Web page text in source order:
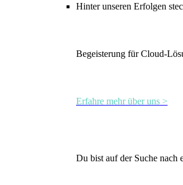
Hinter unseren Erfolgen
Begeisterung für Cloud-
Erfahre mehr über uns >
Du bist auf der Suche nach